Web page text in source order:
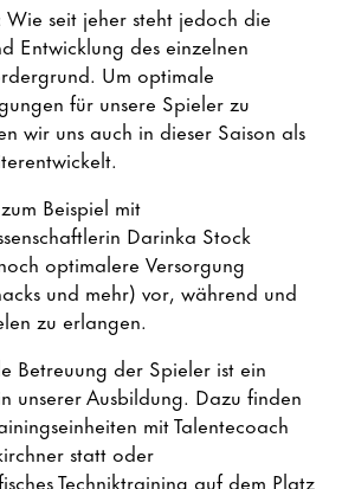
Wie seit jeher steht jedoch die
Entwicklung des einzelnen
Um optimale
für unsere Spieler zu
wir uns auch in dieser Saison als
Beispiel mit
Darinka Stock
optimalere Versorgung
und mehr) vor, während und
zu erlangen.
Betreuung der Spieler ist ein
unserer Ausbildung. Dazu finden
mit Talentecoach
statt oder
Techniktraining auf dem Platz